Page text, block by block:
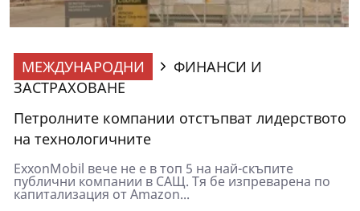
МЕЖДУНАРОДНИ
ФИНАНСИ И
ЗАСТРАХОВАНЕ
Петролните компании отстъпват лидерството
на технологичните
ExxonMobil вече не е в топ 5 на най-скъпите
публични компании в САЩ. Тя бе изпреварена по
капитализация от Amazon...